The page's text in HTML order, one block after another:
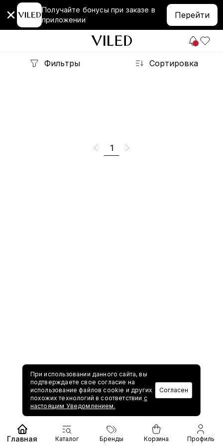
Получайте бонусы при заказе в
приложении
Перейти
Фильтры Сортировка
1
При использовании данного сайта, вы
подтверждаете свое согласие на
использование файлов cookie и других
похожих технологий в соответствии с
настоящим Уведомлением.
Согласен
Главная Каталог Бренды Корзина Профиль